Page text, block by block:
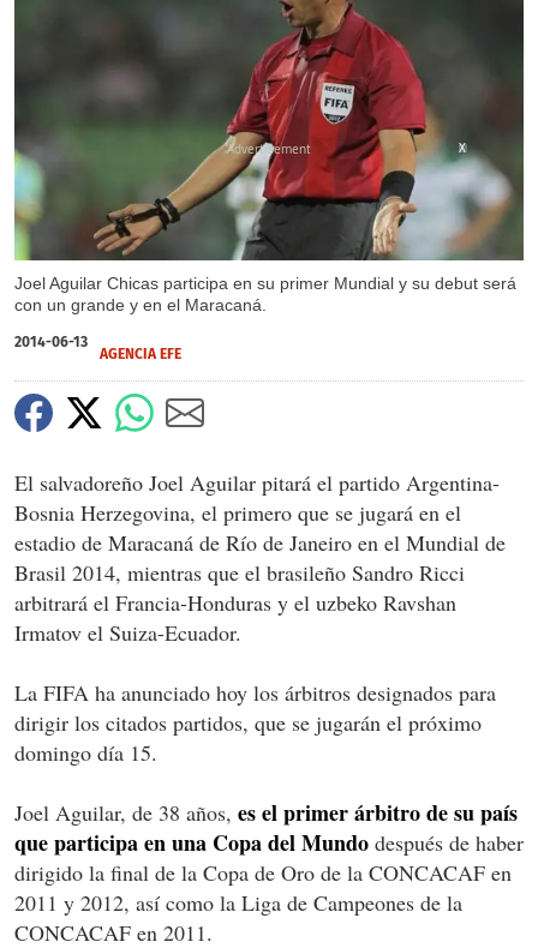
Joel Aguilar Chicas participa en su primer Mundial y su debut será
con un grande y en el Maracaná.
X
2014-06-13
AGENCIA EFE
El salvadoreño Joel Aguilar pitará el partido Argentina-
Bosnia Herzegovina, el primero que se jugará en el
estadio de Maracaná de Río de Janeiro en el Mundial de
Brasil 2014, mientras que el brasileño Sandro Ricci
arbitrará el Francia-Honduras y el uzbeko Ravshan
Irmatov el Suiza-Ecuador.
La FIFA ha anunciado hoy los árbitros designados para
dirigir los citados partidos, que se jugarán el próximo
domingo día 15.
Joel Aguilar, de 38 años, es el primer árbitro de su país
que participa en una Copa del Mundo después de haber
dirigido la final de la Copa de Oro de la CONCACAF en
2011 y 2012, así como la Liga de Campeones de la
CONCACAF en 2011.